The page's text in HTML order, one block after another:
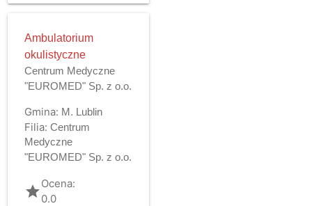
Ambulatorium
okulistyczne
Centrum Medyczne
"EUROMED" Sp. z o.o.
Gmina: M. Lublin
Filia: Centrum
Medyczne
"EUROMED" Sp. z o.o.
gradeOcena:
0.0